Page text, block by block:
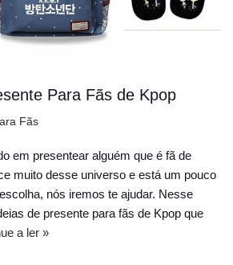
Para Fãs de Kpop
Fãs
em presentear alguém que é fã de
muito desse universo e está um pouco
nós iremos te ajudar. Nesse
de presente para fãs de Kpop que
a ler »